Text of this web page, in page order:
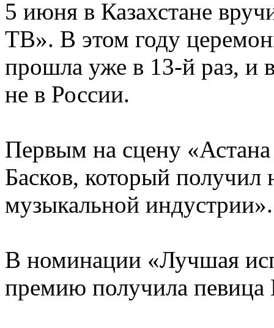
5 июня в Казахстане
ТВ». В этом году
прошла уже в 13-й раз, и
не в России.
Первым на сцену
Басков, который получил
музыкальной индустрии».
В номинации «Лучшая
премию получила певица